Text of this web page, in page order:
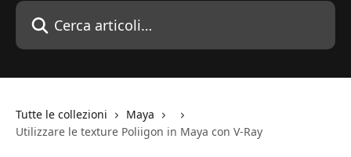
Cerca articoli…
Tutte le collezioni
Maya
Utilizzare le texture Poliigon in Maya con V-Ray